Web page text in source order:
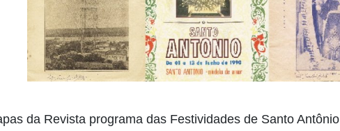
da Revista programa das Festividades de Santo Antônio